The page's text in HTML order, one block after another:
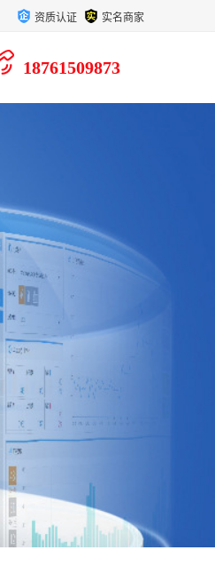
资质认证 实名商家
18761509873